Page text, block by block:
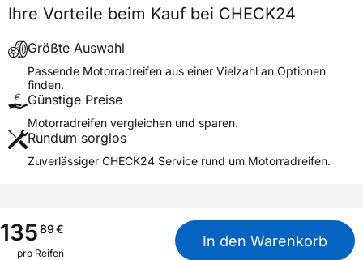
Fahrzeugtyp
Motorrad
Verwendung
Modellname
CUSTOM FORCE
Reifenposition
Motorradtyp
Cruiser
Weitere Eigenschaften
M+S
Nein
Motorrad Kennzeichnung
M/C
Ihre Vorteile beim Kauf bei CHECK24
Größte Auswahl
Passende Motorradreifen aus einer Vielzahl an Optionen
finden.
Günstige Preise
Motorradreifen vergleichen und sparen.
Rundum sorglos
Zuverlässiger CHECK24 Service rund um Motorradreifen.
13589€
pro Reifen
In den Warenkorb